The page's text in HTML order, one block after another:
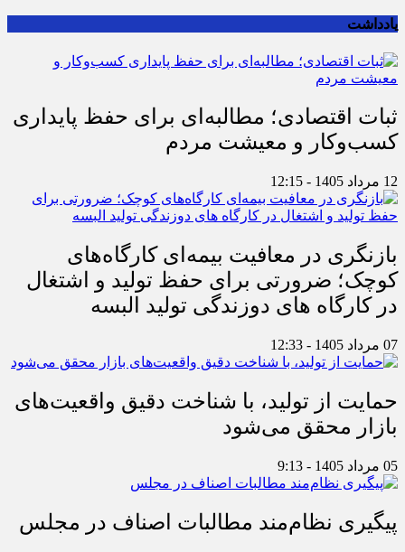
یادداشت
ثبات اقتصادی؛ مطالبه‌ای برای حفظ پایداری
کسب‌وکار و معیشت مردم
12 مرداد 1405 - 12:15
بازنگری در معافیت بیمه‌ای کارگاه‌های
کوچک؛ ضرورتی برای حفظ تولید و اشتغال
در کارگاه های دوزندگی تولید البسه
07 مرداد 1405 - 12:33
حمایت از تولید، با شناخت دقیق واقعیت‌های
بازار محقق می‌شود
05 مرداد 1405 - 9:13
پیگیری نظام‌مند مطالبات اصناف در مجلس